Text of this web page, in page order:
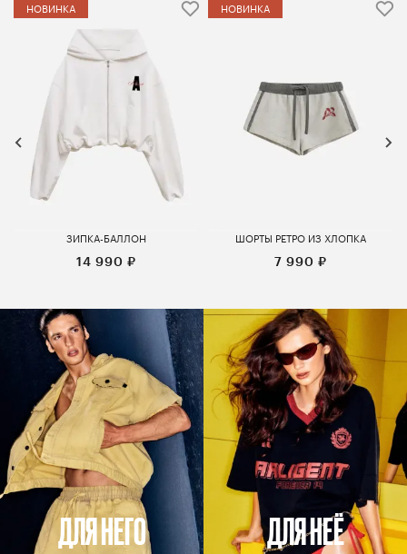
НОВИНКА
ЗИПКА-БАЛЛОН
14 990 ₽
НОВИНКА
ШОРТЫ РЕТРО ИЗ ХЛОПКА
7 990 ₽
ДЛЯ НЕГО ДЛЯ НЕЁ